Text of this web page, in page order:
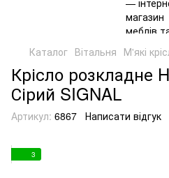
Каталог Вітальня М'які
Крісло розкладне
Сірий SIGNAL
Артикул: 6867 Написати відгук
3